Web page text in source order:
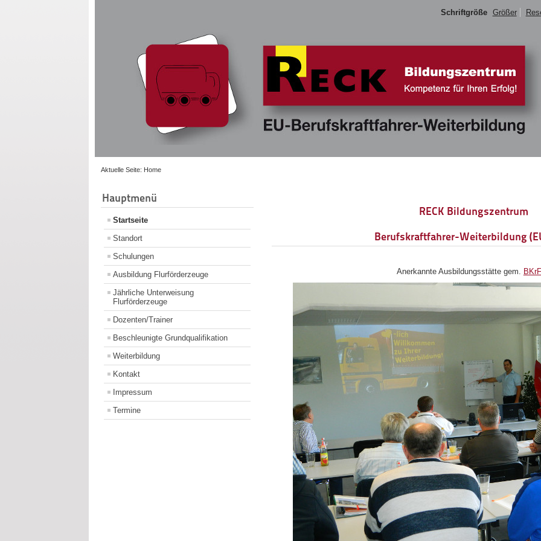
Schriftgröße Größer
Aktuelle Seite: Home
Hauptmenü
Startseite
Standort
Schulungen
Ausbildung Flurförderzeuge
Jährliche Unterweisung
Flurförderzeuge
Dozenten/Trainer
Beschleunigte Grundqualifikation
Weiterbildung
Kontakt
Impressum
Termine
RECK Bildungszentrum
Berufskraftfahrer-Weiterbildung
Anerkannte Ausbildungsstätte gem.